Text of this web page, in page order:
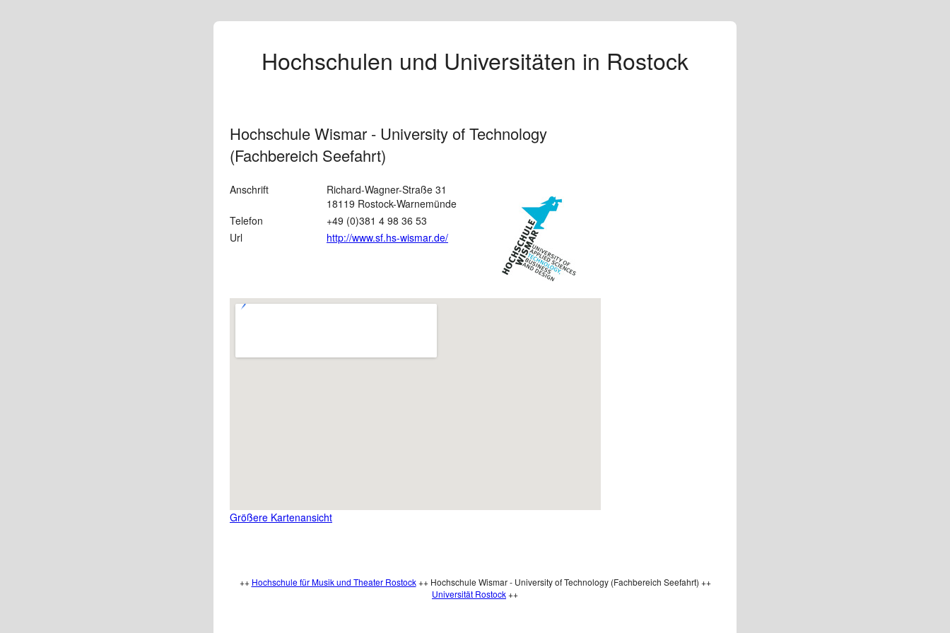
Hochschulen und Universitäten in Rostock
Hochschule Wismar - University of Technology
(Fachbereich Seefahrt)
Anschrift
Richard-Wagner-Straße 31
18119 Rostock-Warnemünde
Telefon
+49 (0)381 4 98 36 53
Url
http://www.sf.hs-wismar.de/
Größere Kartenansicht
++ Hochschule für Musik und Theater Rostock++ Hochschule Wismar - University of Technology (Fachbereich Seefahrt) ++
Universität Rostock++